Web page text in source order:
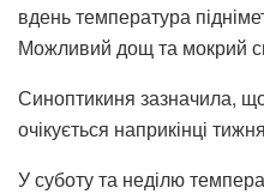
вдень температура
Можливий дощ та мокрий
Синоптикиня зазначила,
очікується наприкінці
У суботу та неділю